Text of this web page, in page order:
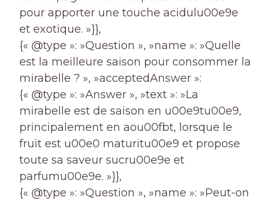
pour apporter une touche acidulu00e9e
et exotique. »}},
{« @type »: »Question », »name »: »Quelle
est la meilleure saison pour consommer la
mirabelle ? », »acceptedAnswer »:
{« @type »: »Answer », »text »: »La
mirabelle est de saison en u00e9tu00e9,
principalement en aou00fbt, lorsque le
fruit est u00e0 maturitu00e9 et propose
toute sa saveur sucru00e9e et
parfumu00e9e. »}},
{« @type »: »Question », »name »: »Peut-on